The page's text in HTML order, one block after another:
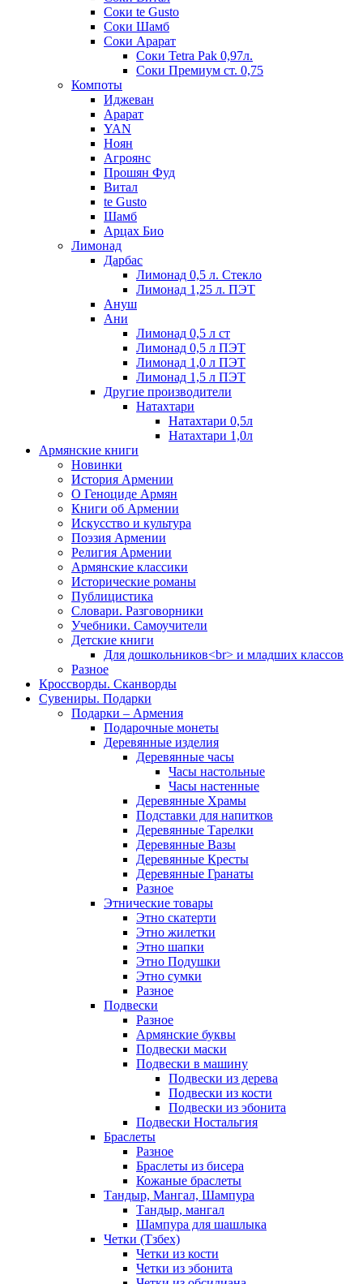
Соки te Gusto
Соки Шамб
Соки Арарат
Соки Tetra Pak 0,97л.
Соки Премиум ст. 0,75
Компоты
Иджеван
Арарат
YAN
Ноян
Агроянс
Прошян Фуд
Витал
te Gusto
Шамб
Арцах Био
Лимонад
Дарбас
Лимонад 0,5 л. Стекло
Лимонад 1,25 л. ПЭТ
Ануш
Ани
Лимонад 0,5 л ст
Лимонад 0,5 л ПЭТ
Лимонад 1,0 л ПЭТ
Лимонад 1,5 л ПЭТ
Другие производители
Натахтари
Натахтари 0,5л
Натахтари 1,0л
Армянские книги
Новинки
История Армении
О Геноциде Армян
Книги об Армении
Иcкусство и культура
Поэзия Армении
Религия Армении
Армянские классики
Исторические романы
Публицистика
Словари. Разговорники
Учебники. Самоучители
Детские книги
Для дошкольников<br> и младших классов
Разное
Кроссворды. Сканворды
Сувениры. Подарки
Подарки – Армения
Подарочные монеты
Деревянные изделия
Деревянные часы
Часы настольные
Часы настенные
Деревянные Храмы
Подставки для напитков
Деревянные Тарелки
Деревянные Вазы
Деревянные Кресты
Деревянные Гранаты
Разное
Этнические товары
Этно скатерти
Этно жилетки
Этно шапки
Этно Подушки
Этно сумки
Разное
Подвески
Разное
Армянские буквы
Подвески маски
Подвески в машину
Подвески из дерева
Подвески из кости
Подвески из эбонита
Подвески Ностальгия
Браслеты
Разное
Браслеты из бисера
Кожаные браслеты
Тандыр, Мангал, Шампура
Тандыр, мангал
Шампура для шашлыка
Четки (Тзбех)
Четки из кости
Четки из эбонита